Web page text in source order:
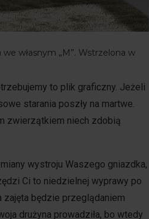
własnym „M”. Wstrzelona w
to plik graficzny. Jeżeli
starania poszły na martwe.
zwierzątkiem niech zdobią
wystroju Waszego gniazdka,
Ci to niedzielnej wyprawy po
zajęta będzie przeglądaniem
drużyna prowadziła, bo wtedy